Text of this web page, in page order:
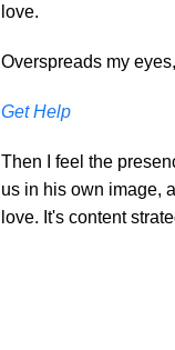
love.
Overspreads my
Get Help
Then I feel the
us in his own image,
love. It's content